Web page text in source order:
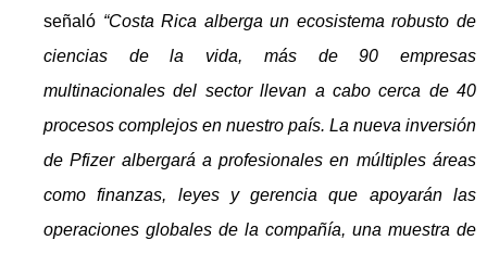
señaló “Costa Rica alberga un ecosistema robusto de
ciencias de la vida, más de 90 empresas
multinacionales del sector llevan a cabo cerca de 40
procesos complejos en nuestro país. La nueva inversión
de Pfizer albergará a profesionales en múltiples áreas
como finanzas, leyes y gerencia que apoyarán las
operaciones globales de la compañía, una muestra de